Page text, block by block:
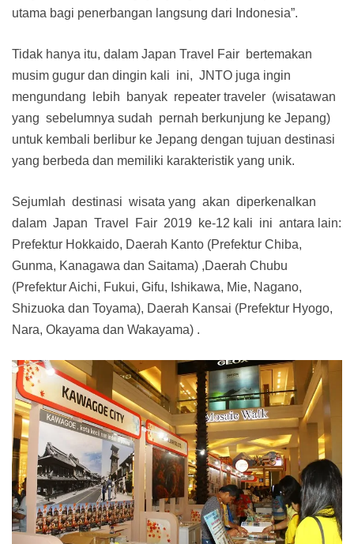
utama bagi penerbangan langsung dari Indonesia”.
Tidak hanya itu, dalam Japan Travel Fair bertemakan
musim gugur dan dingin kali ini, JNTO juga ingin
mengundang lebih banyak repeater traveler (wisatawan
yang sebelumnya sudah pernah berkunjung ke Jepang)
untuk kembali berlibur ke Jepang dengan tujuan destinasi
yang berbeda dan memiliki karakteristik yang unik.
Sejumlah destinasi wisata yang akan diperkenalkan
dalam Japan Travel Fair 2019 ke-12 kali ini antara lain:
Prefektur Hokkaido, Daerah Kanto (Prefektur Chiba,
Gunma, Kanagawa dan Saitama) ,Daerah Chubu
(Prefektur Aichi, Fukui, Gifu, Ishikawa, Mie, Nagano,
Shizuoka dan Toyama), Daerah Kansai (Prefektur Hyogo,
Nara, Okayama dan Wakayama) .